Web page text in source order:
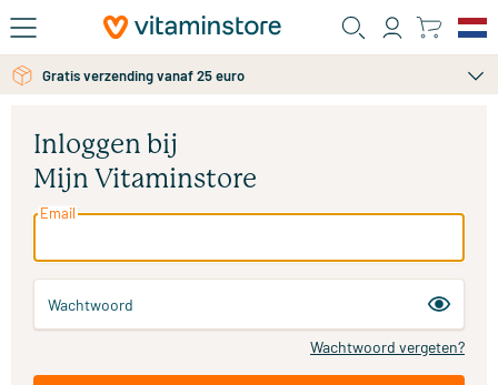
Ga naar de hoofdinhoud
Gratis verzending vanaf 25 euro
Inloggen bij
Mijn Vitaminstore
Email
Wachtwoord
Wachtwoord vergeten?